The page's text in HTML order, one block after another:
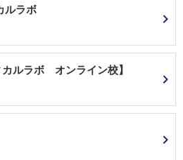
ルラボ
ルラボ オンライン校】